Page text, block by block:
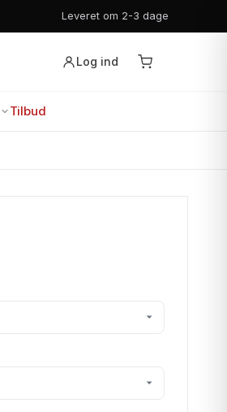
Leveret om 2-3 dage
Log ind
Tilbud